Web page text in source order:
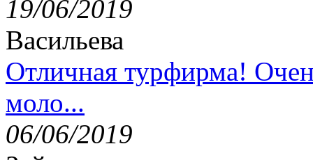
19/06/2019
Васильева
Отличная турфирма!
моло...
06/06/2019